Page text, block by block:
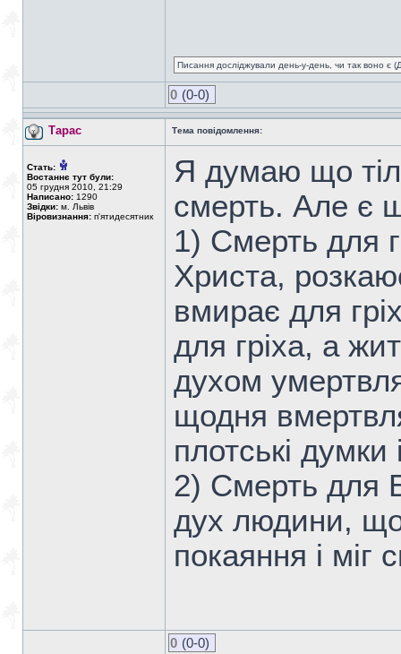
Писання досліджували день-у-день, чи так воно є
0 (0-0)
Тарас Тема повідомлення:
Стать:
Востаннє тут були:
05 грудня 2010, 21:29
Написано: 1290
Звідки: м. Львів
Віровизнання: п'ятидесятник
Я думаю що
смерть. Але є
1) Смерть для
Христа,
вмирає для
для гріха, а
духом
щодня
плотські
2) Смерть для
дух людини,
покаяння і міг
0 (0-0)